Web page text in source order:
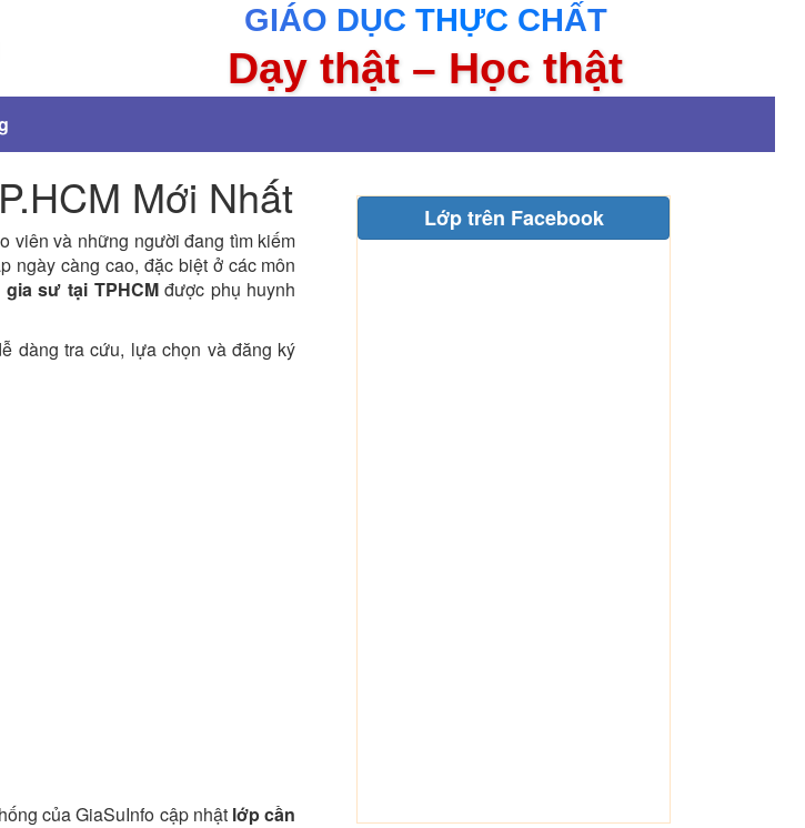
GIÁO DỤC THỰC CHẤT
Dạy thật – Học thật
Mới Nhất
viên và những người đang tìm kiếm
ngày càng cao, đặc biệt ở các môn
sư tại TPHCMđược phụ huynh
dàng tra cứu, lựa chọn và đăng ký
của GiaSuInfo cập nhật lớp cần
Lớp trên Facebook